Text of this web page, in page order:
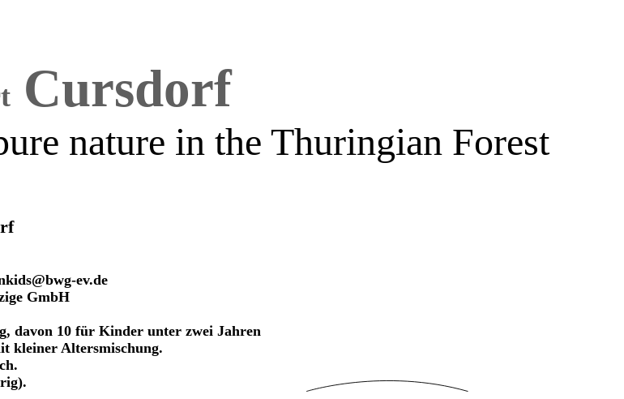
Cursdorf
nature in the Thuringian Forest
ev.de
GmbH
davon 10 für Kinder unter zwei Jahren
kleiner Altersmischung.